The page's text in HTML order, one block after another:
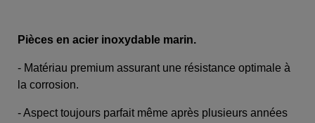
Pièces en acier inoxydable marin.
- Matériau premium assurant une résistance optimale à
la corrosion.
- Aspect toujours parfait même après plusieurs années